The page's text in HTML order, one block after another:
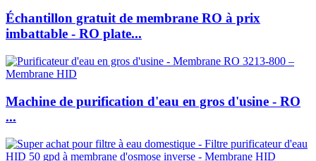
Échantillon gratuit de membrane RO à prix
imbattable - RO plate...
Machine de purification d'eau en gros d'usine - RO
...